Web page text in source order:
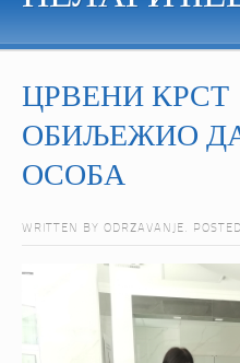
ЦРВЕНИ КРСТ
ОБИЉЕЖИО
ОСОБА
WRITTEN BY ODRZAVANJE.